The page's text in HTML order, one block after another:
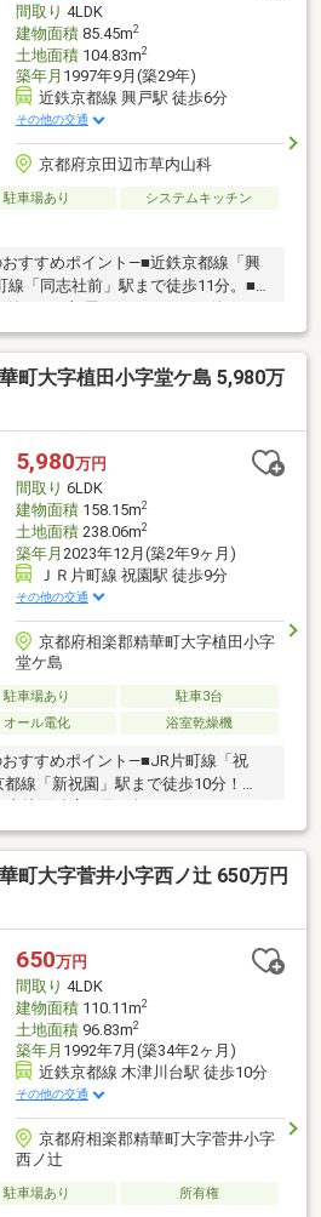
間取り 4LDK
建物面積85.45m2
土地面積104.83m2
築年月 1997年9月(築29年)
近鉄京都線 興戸駅 徒歩6分
その他の交通
京都府京田辺市草内山科
駐車場あり
システムキッチン
おすすめポイント―■近鉄京都線「興
線「同志社前」駅まで徒歩11分。■全
車1台可（車種によります）■喧騒
。■小学校徒歩10分圏内！お子様の
のためゆっくりご内覧可能です！是
さい！◇近隣施設◇・業務スーパー
町大字植田小字堂ケ島 5,980万
5,980万円
間取り 6LDK
建物面積158.15m2
土地面積238.06m2
築年月 2023年12月(築2年9ヶ月)
ＪＲ片町線 祝園駅 徒歩9分
その他の交通
京都府相楽郡精華町大字植田小字
堂ケ島
駐車場あり
駐車3台
オール電化 浴室乾燥機
おすすめポイント―■JR片町線「祝
線「新祝園」駅まで徒歩10分！
地面積広々約72坪！■IHクッキング
ランドキッチン♪■ウォークインクロ
など収納設備充実しており、お部屋
ます！■2階には室内物干しスペース
！■カーポート付き 駐車3台可能（車
町大字菅井小字西ノ辻 650万円
650万円
間取り 4LDK
建物面積110.11m2
土地面積96.83m2
築年月 1992年7月(築34年2ヶ月)
近鉄京都線 木津川台駅 徒歩10分
その他の交通
京都府相楽郡精華町大字菅井小字
西ノ辻
駐車場あり
所有権